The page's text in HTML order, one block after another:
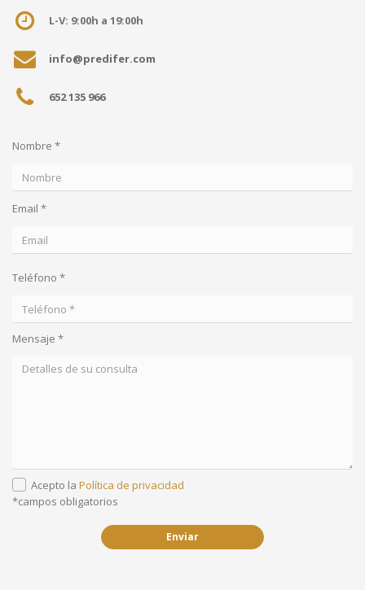
L-V: 9:00h a 19:00h
info@predifer.com
652 135 966
Nombre *
Email *
Teléfono *
Mensaje *
Acepto laPolítica de privacidad
*campos obligatorios
Enviar